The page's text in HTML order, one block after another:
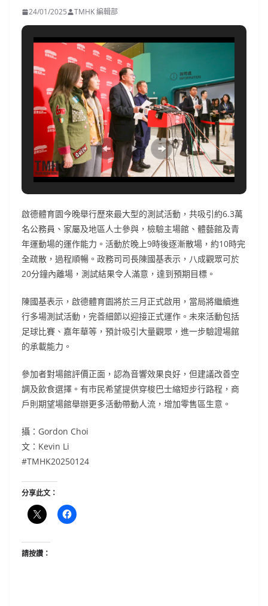
24/01/2025 TMHK 編輯部
啟德體育園今晚舉行歷來最大型的測試活動，共吸引約6.3萬
名公務員、家屬及地區人士參與，檢驗主場館、體藝館及青
年運動場的運作能力。活動於晚上9時後逐漸散場，約10時完
全疏散，過程順暢。政務司司長陳國基表示，八成觀眾可於
20分鐘內離場，測試結果令人滿意，達到預期目標。
陳國基表示，啟德體育園將於三月正式啟用，當局將繼續進
行多場測試活動，完善細節以迎接正式運作。未來活動包括
足球比賽、嘉年華等，預計吸引大量觀眾，進一步驗證場館
的承載能力。
參加者對場館評價正面，認為音響效果良好，但建議改善空
調及飲食選擇。有市民希望提供穿梭巴士縮短步行路程，商
戶則期望場館舉辦更多活動帶動人流，增加零售區生意。
攝：Gordon Choi
文：Kevin Li
#TMHK20250124
分享此文：
請按讚：